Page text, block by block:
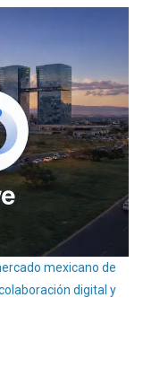
mexicano de
digital y